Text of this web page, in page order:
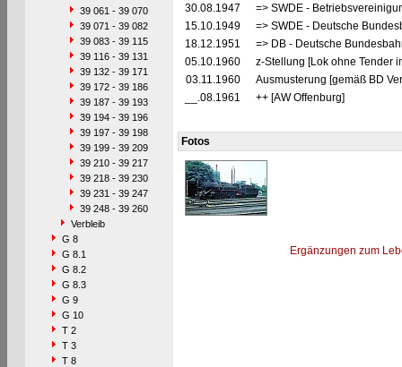
39 061 - 39 070
39 071 - 39 082
39 083 - 39 115
39 116 - 39 131
39 132 - 39 171
39 172 - 39 186
39 187 - 39 193
39 194 - 39 196
39 197 - 39 198
39 199 - 39 209
39 210 - 39 217
39 218 - 39 230
39 231 - 39 247
39 248 - 39 260
Verbleib
G 8
G 8.1
G 8.2
G 8.3
G 9
G 10
T 2
T 3
T 8
30.08.1947
=> SWDE -
15.10.1949
=> SWDE - Deutsche
18.12.1951
=> DB - Deutsche
05.10.1960
z-Stellung [Lok ohne Tender
03.11.1960
Ausmusterung [gemäß BD
__.08.1961
++ [AW Offenburg]
Fotos
Ergänzungen zum